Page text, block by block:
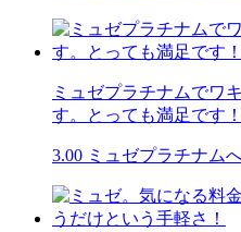
ミュゼプラチナムでワ
す。とっても満足です！
3.00 ミュゼプラチナム